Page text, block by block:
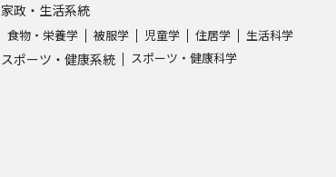
家政・生活系統
食物・栄養学 被服学 児童学 住居学 生活科学
スポーツ・健康系統 スポーツ・健康科学